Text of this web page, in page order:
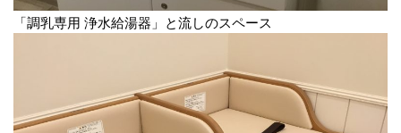
「調乳専用 浄水給湯器」と流しのスペース